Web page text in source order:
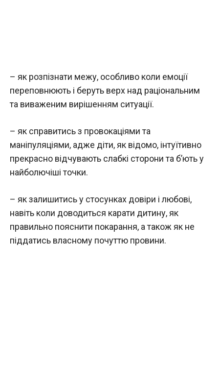
– як розпізнати межу, особливо коли емоції
переповнюють і беруть верх над раціональним
та виваженим вирішенням ситуації.
– як справитись з провокаціями та
маніпуляціями, адже діти, як відомо, інтуїтивно
прекрасно відчувають слабкі сторони та б’ють у
найболючіші точки.
– як залишитись у стосунках довіри і любові,
навіть коли доводиться карати дитину, як
правильно пояснити покарання, а також як не
піддатись власному почуттю провини.